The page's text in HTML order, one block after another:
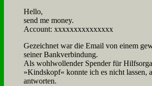
Hel­lo,
send me mo­ney.
Ac­count: xxxxxxxxxxxxxxx
Ge­zeich­net war die Email von ei­nem
sei­ner Bank­ver­bin­dung.
Als wohl­wol­len­der Spen­der für
»Kinds­kopf« konn­te ich es nicht las­sen,
ant­wor­ten.